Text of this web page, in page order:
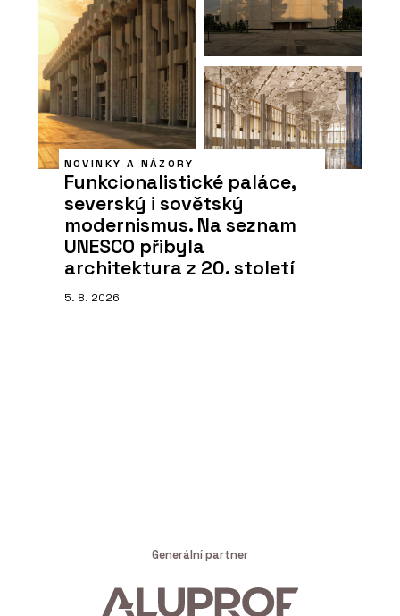
NOVINKY A NÁZORY
Funkcionalistické paláce,
severský i sovětský
modernismus. Na seznam
UNESCO přibyla
architektura z 20. století
5. 8. 2026
Generální partner